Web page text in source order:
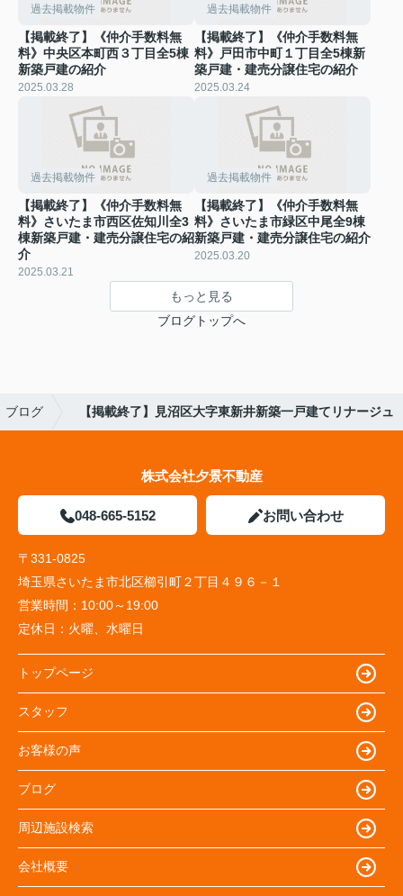
過去掲載物件
【掲載終了】《仲介手数料無
料》中央区本町西３丁目全5棟
新築戸建の紹介
2025.03.28
過去掲載物件
【掲載終了】《仲介手数料無
料》戸田市中町１丁目全5棟新
築戸建・建売分譲住宅の紹介
2025.03.24
過去掲載物件
【掲載終了】《仲介手数料無
料》さいたま市西区佐知川全3
棟新築戸建・建売分譲住宅の紹
介
2025.03.21
過去掲載物件
【掲載終了】《仲介手数料無
料》さいたま市緑区中尾全9棟
新築戸建・建売分譲住宅の紹介
2025.03.20
もっと見る
ブログトップへ
ブログ 【掲載終了】見沼区大字東新井新築一戸建てリナージュ
株式会社夕景不動産
048-665-5152 お問い合わせ
〒331-0825
埼玉県さいたま市北区櫛引町２丁目４９６－１
営業時間： 10:00～19:00
定休日： 火曜、水曜日
トップページ
スタッフ
お客様の声
ブログ
周辺施設検索
会社概要